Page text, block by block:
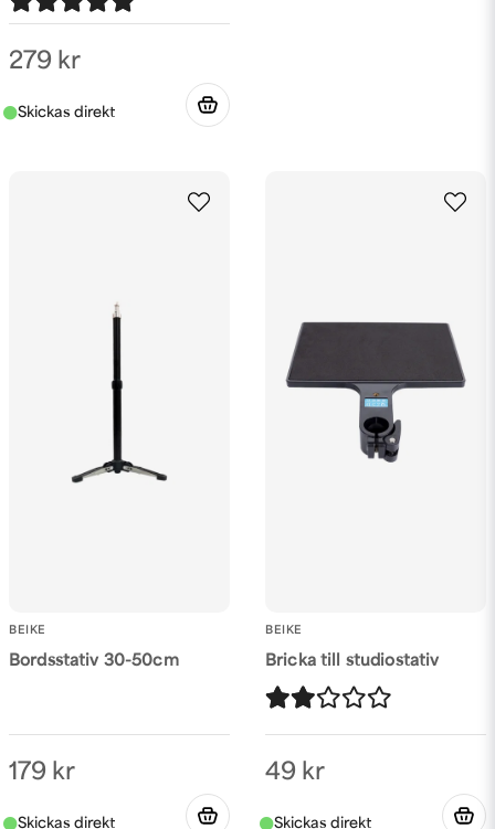
279 kr
BEIKE
Bordsstativ 30-50cm
179 kr
BEIKE
Bricka till studiostativ
49 kr